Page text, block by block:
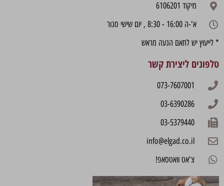
מיקוד 6106201
א'-ה 16:00 - 8:30 , יום שישי סגור
* לייעוץ יש לתאם הגעה מראש
טלפונים ליצירת קשר
073-7607001
03-6390286
03-5379440
info@elgad.co.il
צ'אט וואטסאפ!